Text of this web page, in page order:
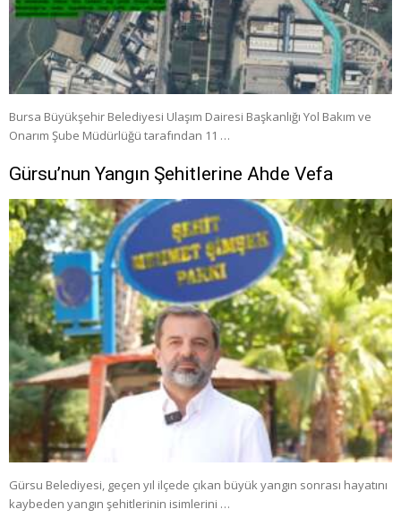
Bursa Büyükşehir Belediyesi Ulaşım Dairesi Başkanlığı Yol Bakım ve
Onarım Şube Müdürlüğü tarafından 11 …
Gürsu’nun Yangın Şehitlerine Ahde Vefa
Gürsu Belediyesi, geçen yıl ilçede çıkan büyük yangın sonrası hayatını
kaybeden yangın şehitlerinin isimlerini …